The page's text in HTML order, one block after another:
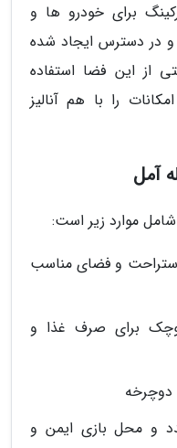
برای خودرو ها و
در دسترس ایجاد شده
از این فضا استفاده
را با هم آنالیز
آمل
موارد زیر است:
و فضای مناسب
برای صرف غذا و
دوچرخه
و محل بازی ایمن و